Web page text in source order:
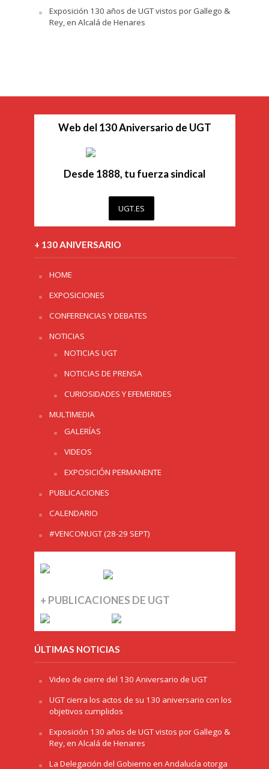
Exposición 130 años de UGT vistos por Gallego &
Rey, en Alcalá de Henares
Web del 130 Aniversario de UGT
Desde 1888, tu fuerza sindical
UGT.ES
+ 130 ANIVERSARIO
HOME
EXPOSICIONES
CONFERENCIAS Y DEBATES
NOTICIAS
NOTICIAS UGT
NOTICIAS DE PRENSA
CURIOSIDADES Y EFEMERIDES
MULTIMEDIA
GALERÍAS
VIDEOS
EXPOSICIÓN PERMANENTE
PUBLICACIONES
CALENDARIO
#VENCONUGT (28-29 SEPT)
+ PUBLICACIONES DE UGT
ÚLTIMAS NOTICIAS
Video de cierre del 130 Aniversario de UGT
UGT cierra los actos de su 130 aniversario con los
objetivos cumplidos
Exposición 130 años de UGT vistos por Gallego &
Rey, en Alcalá de Henares
La Delegación del Gobierno en Andalucía otorga